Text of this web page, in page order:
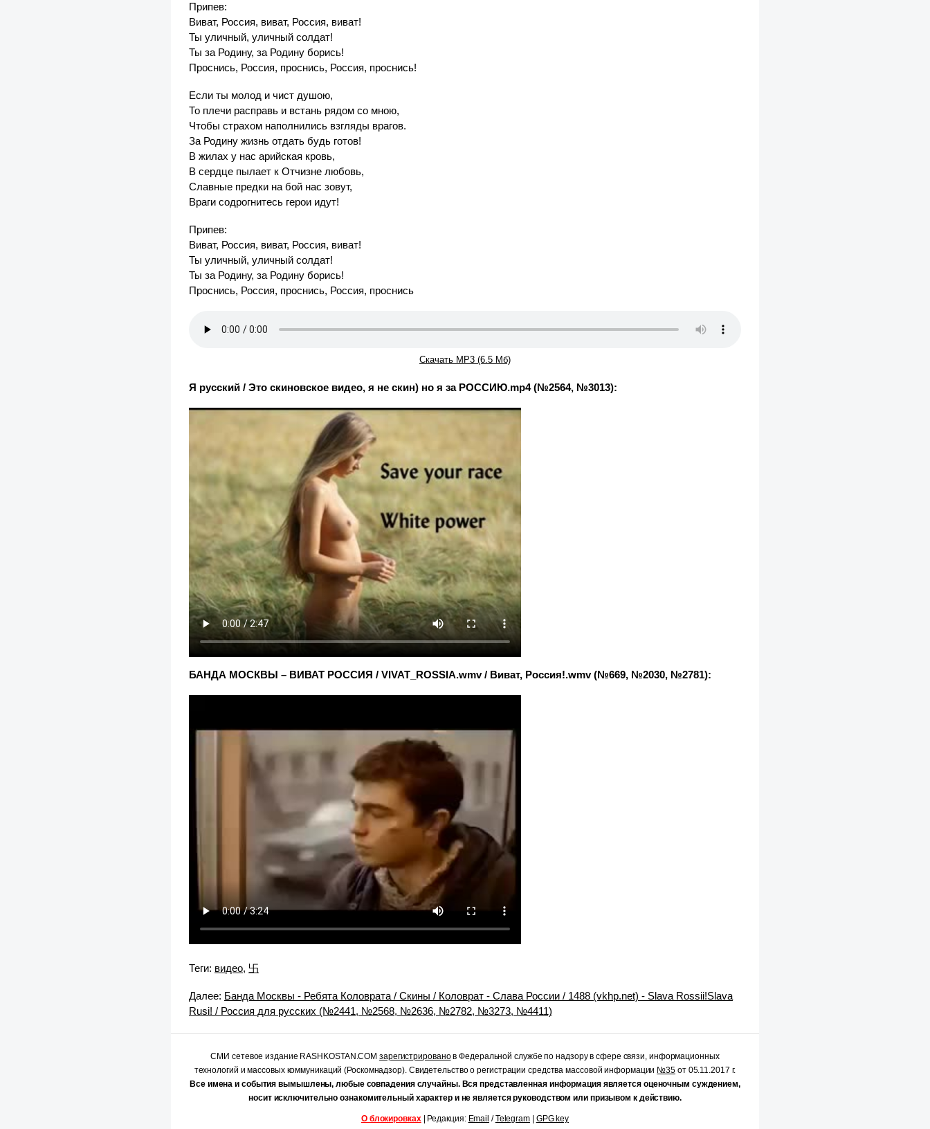
Припев:
Виват, Россия, виват, Россия, виват!
Ты уличный, уличный солдат!
Ты за Родину, за Родину борись!
Проснись, Россия, проснись, Россия, проснись!
Если ты молод и чист душою,
То плечи расправь и встань рядом со мною,
Чтобы страхом наполнились взгляды врагов.
За Родину жизнь отдать будь готов!
В жилах у нас арийская кровь,
В сердце пылает к Отчизне любовь,
Славные предки на бой нас зовут,
Враги содрогнитесь герои идут!
Припев:
Виват, Россия, виват, Россия, виват!
Ты уличный, уличный солдат!
Ты за Родину, за Родину борись!
Проснись, Россия, проснись, Россия, проснись
Скачать MP3 (6.5 Мб)
Я русский / Это скиновское видео, я не скин) но я за РОССИЮ.mp4 (№2564, №3013):
БАНДА МОСКВЫ – ВИВАТ РОССИЯ / VIVAT_ROSSIA.wmv / Виват, Россия!.wmv (№669, №2030, №2781):
Теги: видео, 卐
Далее: Банда Москвы - Ребята Коловрата / Скины / Коловрат - Слава России / 1488 (vkhp.net) - Slava Rossii!Slava
Rusi! / Россия для русских (№2441, №2568, №2636, №2782, №3273, №4411)
СМИ сетевое издание RASHKOSTAN.COMзарегистрированов Федеральной службе по надзору в сфере связи, информационных
технологий и массовых коммуникаций (Роскомнадзор). Свидетельство о регистрации средства массовой информации №35от 05.11.2017 г.
Все имена и события вымышлены, любые совпадения случайны. Вся представленная информация является оценочным суждением,
носит исключительно ознакомительный характер и не является руководством или призывом к действию.
О блокировках| Редакция: Email /Telegram| GPG key